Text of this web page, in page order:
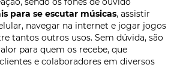
para se escutar músicas, assistir
navegar na internet e jogar jogos
tantos outros usos. Sem dúvida, são
para quem os recebe, que
e colaboradores em diversos